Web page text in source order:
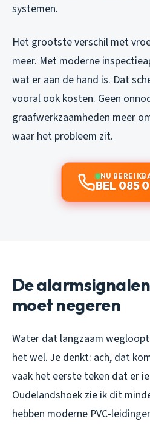
systemen.
Het grootste verschil met
meer. Met moderne
wat er aan de hand is. Dat
vooral ook kosten. Geen
graafwerkzaamheden meer
waar het probleem zit.
NU
BEL 085
De
moet negeren
Water dat langzaam
het wel. Je denkt: ach, dat
vaak het eerste teken dat er
Oudelandshoek zie ik dit
hebben moderne PVC-